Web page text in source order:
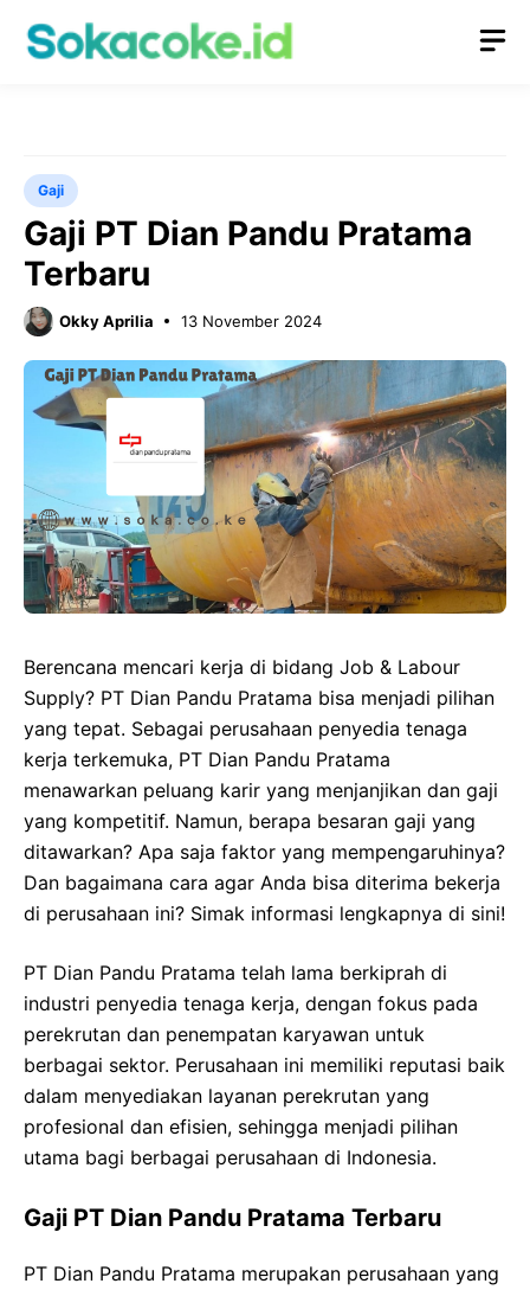
Gaji
Gaji PT Dian Pandu Pratama
Terbaru
Okky Aprilia 13 November 2024
Berencana mencari kerja di bidang Job & Labour
Supply? PT Dian Pandu Pratama bisa menjadi pilihan
yang tepat. Sebagai perusahaan penyedia tenaga
kerja terkemuka, PT Dian Pandu Pratama
menawarkan peluang karir yang menjanjikan dan gaji
yang kompetitif. Namun, berapa besaran gaji yang
ditawarkan? Apa saja faktor yang mempengaruhinya?
Dan bagaimana cara agar Anda bisa diterima bekerja
di perusahaan ini? Simak informasi lengkapnya di sini!
PT Dian Pandu Pratama telah lama berkiprah di
industri penyedia tenaga kerja, dengan fokus pada
perekrutan dan penempatan karyawan untuk
berbagai sektor. Perusahaan ini memiliki reputasi baik
dalam menyediakan layanan perekrutan yang
profesional dan efisien, sehingga menjadi pilihan
utama bagi berbagai perusahaan di Indonesia.
Gaji PT Dian Pandu Pratama Terbaru
PT Dian Pandu Pratama merupakan perusahaan yang